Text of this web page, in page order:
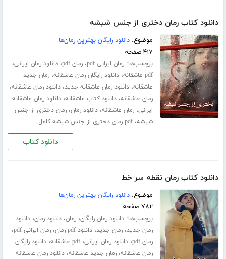
دانلود کتاب رمان دختری از جنس شیشه
موضوع:دانلود رایگان بهترین رمان‌ها
۴۱۷ صفحه
برچسب‌ها:رمان ایرانی pdf ،رمان pdf ،دانلود رمان ایرانی،
pdf عاشقانه ،دانلود رایگان رمان عاشقانه،رمان جدید
عاشقانه،دانلود رمان عاشقانه جدید،دانلود رمان عاشقانه،
رمان عاشقانه،دانلود کتاب عاشقانه،دانلود رمان عاشقانه
ایرانی،رمان عاشقانه،دانلود رمان،رمان دختری از جنس
شیشه،pdf رمان دختری از جنس شیشه کامل
دانلود کتاب
دانلود کتاب رمان نقطه سر خط
موضوع:دانلود رایگان بهترین رمان‌ها
۷۸۲ صفحه
برچسب‌ها:دانلود رمان رایگان،رمان،دانلود رمان،دانلود
رمان جدید،رمان جدید،دانلود pdf رمان ،رمان ایرانی pdf ،
رمان pdf ،دانلود رمان ایرانی،pdf عاشقانه ،دانلود رایگان
رمان عاشقانه،رمان جدید عاشقانه،دانلود رمان عاشقانه